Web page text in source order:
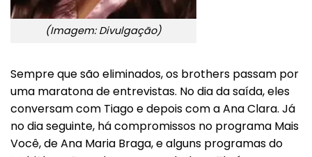
(Imagem: Divulgação)
Sempre que são eliminados, os brothers passam por
uma maratona de entrevistas. No dia da saída, eles
conversam com Tiago e depois com a Ana Clara. Já
no dia seguinte, há compromissos no programa Mais
Você, de Ana Maria Braga, e alguns programas do